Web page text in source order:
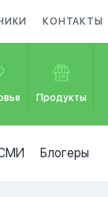
КОНТАКТЫ
Продукты
Блогеры